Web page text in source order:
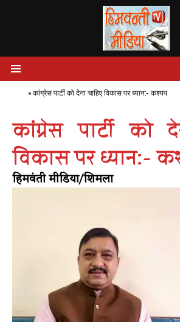
» कांग्रेस पार्टी को देना चाहिए विकास पर ध्यान:- कश्यप
कांग्रेस पार्टी को
विकास पर ध्यान:-
हिमवंती मीडिया/शिमला